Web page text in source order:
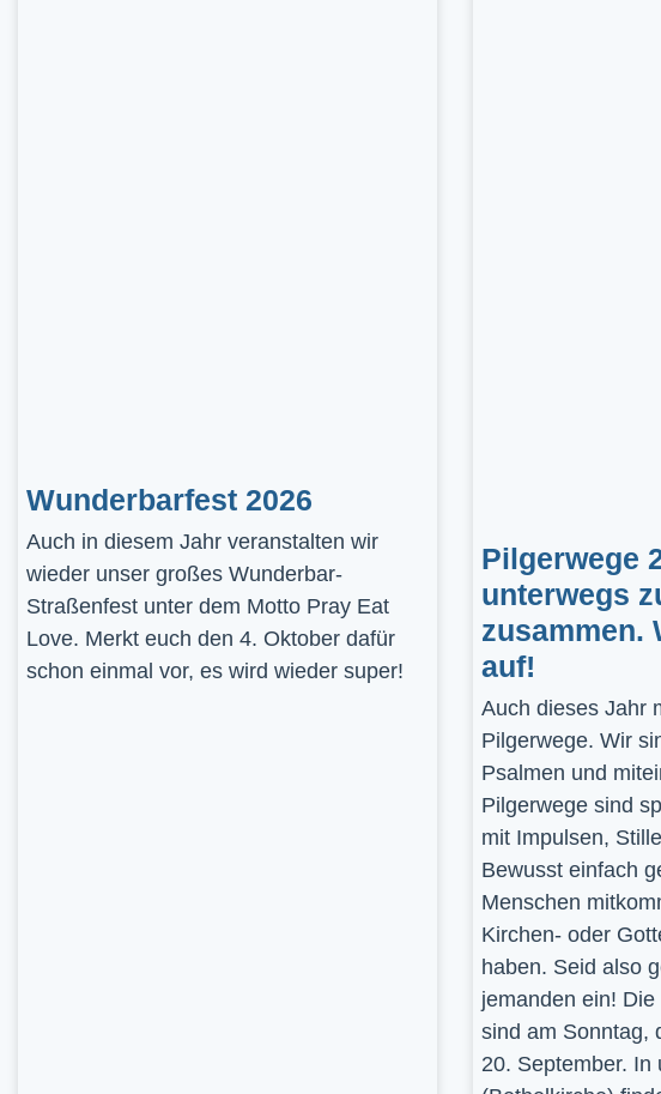
Wunderbarfest 2026
Auch in diesem Jahr veranstalten wir
wieder unser großes Wunderbar-
Straßenfest unter dem Motto Pray Eat
Love. Merkt euch den 4. Oktober dafür
schon einmal vor, es wird wieder super!
Pilgerwege
unterwegs
zusammen.
auf!
Auch dieses Jahr
Pilgerwege. Wir
Psalmen und
Pilgerwege sind
mit Impulsen,
Bewusst einfach
Menschen
Kirchen- oder
haben. Seid also
jemanden ein!
sind am Sonntag,
20. September. In